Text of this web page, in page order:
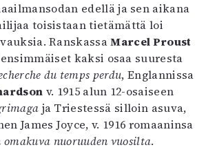
edellä ja sen aikana
toisistaan tietämättä loi
RanskassaMarcel Proust
kaksi osaa suuresta
du temps perdu, Englannissa
v. 1915 alun 12-osaiseen
ja Triestessä silloin asuva,
James Joyce, v. 1916 romaaninsa
nuoruuden vuosilta.